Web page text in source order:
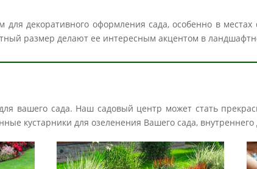
декоративного оформления сада, особенно в
размер делают ее интересным акцентом в
вашего сада. Наш садовый центр может стать
кустарники для озеленения Вашего сада,